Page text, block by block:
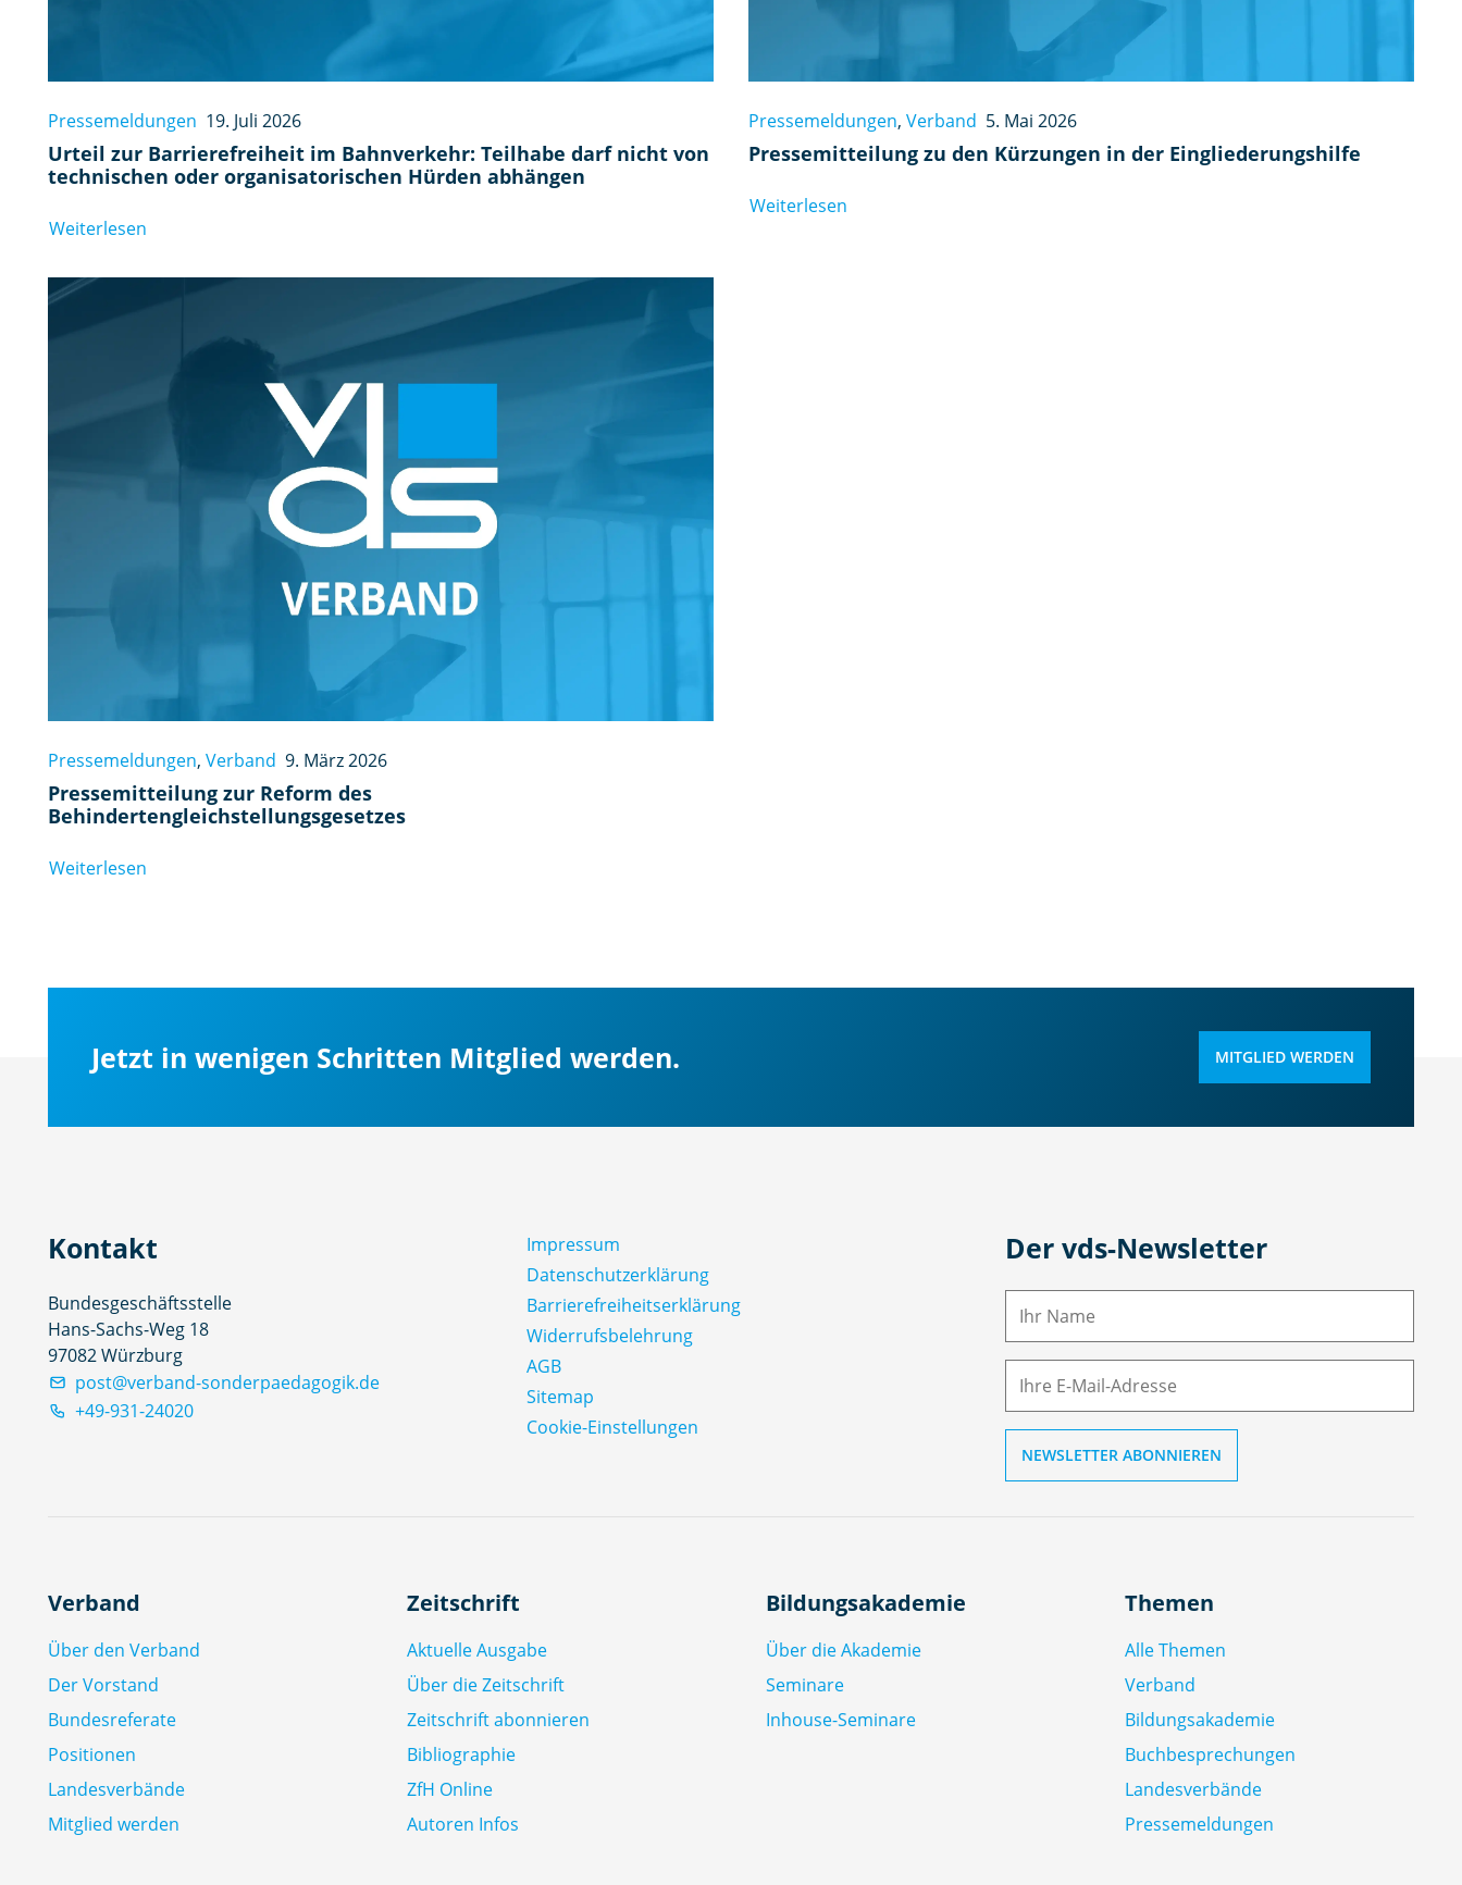
Pressemeldungen 19. Juli 2026
Urteil zur Barrierefreiheit im Bahnverkehr: Teilhabe darf nicht von
technischen oder organisatorischen Hürden abhängen
Weiterlesen
Pressemeldungen, Verband 5. Mai 2026
Pressemitteilung zu den Kürzungen in der Eingliederungshilfe
Weiterlesen
Pressemeldungen, Verband 9. März 2026
Pressemitteilung zur Reform des
Behindertengleichstellungsgesetzes
Weiterlesen
Jetzt in wenigen Schritten Mitglied werden. MITGLIED WERDEN
Kontakt
Bundesgeschäftsstelle
Hans-Sachs-Weg 18
97082 Würzburg
post@verband-sonderpaedagogik.de
+49-931-24020
Impressum
Datenschutz­erklärung
Barrierefreiheitserklärung
Widerrufsbelehrung
AGB
Sitemap
Cookie-Einstellungen
Der vds-Newsletter
N
M
Verband
Über den Verband
Der Vorstand
Bundesreferate
Positionen
Landesverbände
Mitglied werden
Zeitschrift
Aktuelle Ausgabe
Über die Zeitschrift
Zeitschrift abonnieren
Bibliographie
ZfH Online
Autoren Infos
Bildungsakademie
Über die Akademie
Seminare
Inhouse-Seminare
Themen
Alle Themen
Verband
Bildungsakademie
Buchbesprechungen
Landesverbände
Pressemeldungen